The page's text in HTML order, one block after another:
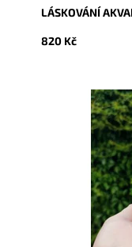
LÁSKOVÁNÍ
820 Kč
Dostupnost: